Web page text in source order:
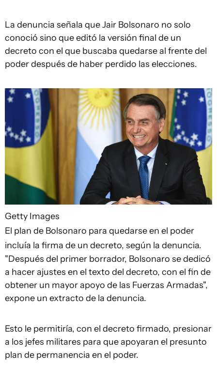
La denuncia señala que Jair Bolsonaro no solo
conoció sino que editó la versión final de un
decreto con el que buscaba quedarse al frente del
poder después de haber perdido las elecciones.
Getty Images
El plan de Bolsonaro para quedarse en el poder
incluía la firma de un decreto, según la denuncia.
"Después del primer borrador, Bolsonaro se dedicó
a hacer ajustes en el texto del decreto, con el fin de
obtener un mayor apoyo de las Fuerzas Armadas",
expone un extracto de la denuncia.
Esto le permitiría, con el decreto firmado, presionar
a los jefes militares para que apoyaran el presunto
plan de permanencia en el poder.